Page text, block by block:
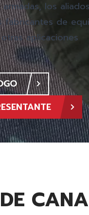
los
fabricantes de
aplicaciones